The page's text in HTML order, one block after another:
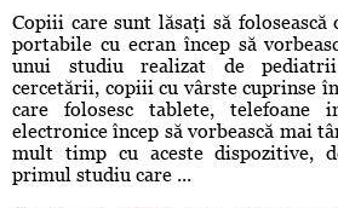
Copiii care sunt lăsaţi să
portabile cu ecran încep să
unui studiu realizat de
cercetării, copiii cu vârste cuprinse
care folosesc tablete, telefoane
electronice încep să vorbească mai
mult timp cu aceste dispozitive,
primul studiu care ...